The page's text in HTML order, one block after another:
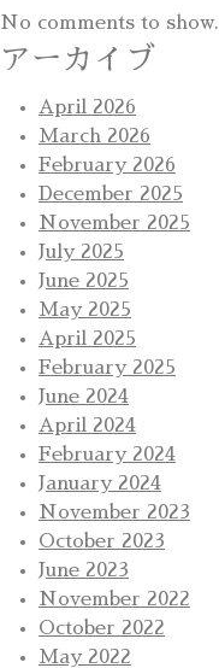
No comments to show.
アーカイブ
April 2026
March 2026
February 2026
December 2025
November 2025
July 2025
June 2025
May 2025
April 2025
February 2025
June 2024
April 2024
February 2024
January 2024
November 2023
October 2023
June 2023
November 2022
October 2022
May 2022